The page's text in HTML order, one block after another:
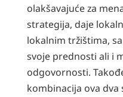
olakšavajuće za
strategija, daje
lokalnim tržištima,
svoje prednosti ali i
odgovornosti.
kombinacija ova